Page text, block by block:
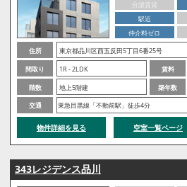
分譲賃貸
駅近
仲介料ゼロ
住所
東京都品川区西五反田5丁目6番25号
間取り
1R - 2LDK 賃料
階数
地上5階建 築年数
交通
東急目黒線「不動前駅」徒歩4分
物件詳細を見る 空室一覧ページ
343レジデンス品川